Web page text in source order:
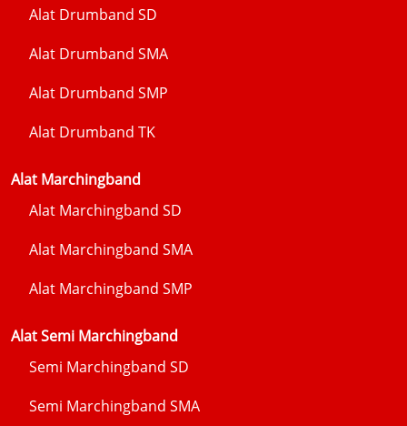
Alat Drumband SD
Alat Drumband SMA
Alat Drumband SMP
Alat Drumband TK
Alat Marchingband
Alat Marchingband SD
Alat Marchingband SMA
Alat Marchingband SMP
Alat Semi Marchingband
Semi Marchingband SD
Semi Marchingband SMA